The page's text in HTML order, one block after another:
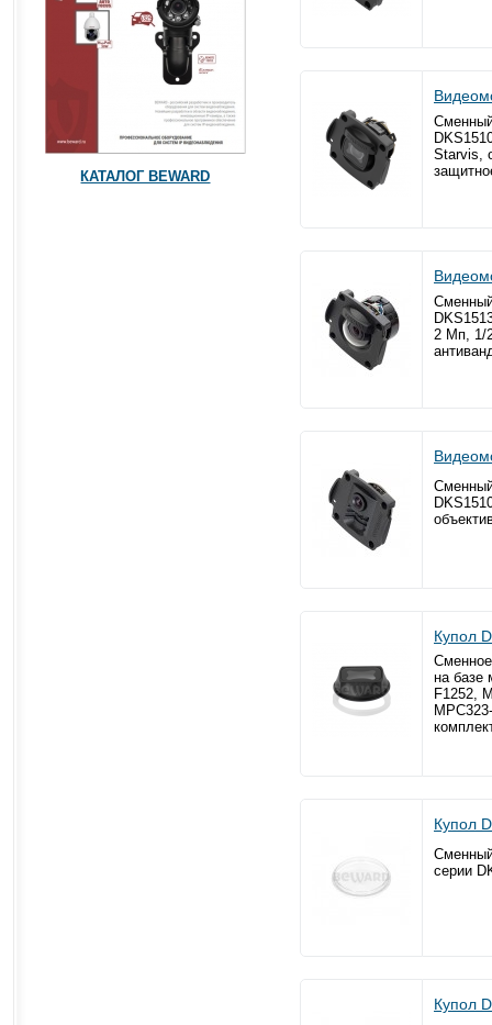
Starvis,
2 Мп, 1/
Купол
на базе
F1252,
Купол
серии
Купол
КАТАЛОГ BEWARD